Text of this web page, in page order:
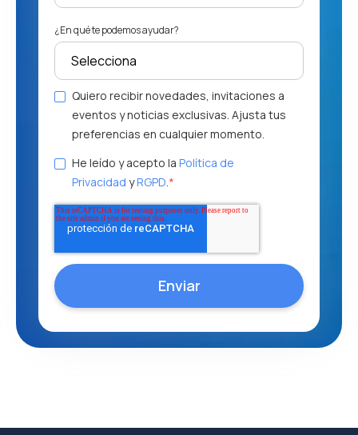
¿En qué te podemos ayudar?
Quiero recibir novedades, invitaciones a
eventos y noticias exclusivas. Ajusta tus
preferencias en cualquier momento.
He leído y acepto la Política de
Privacidad yRGPD.*